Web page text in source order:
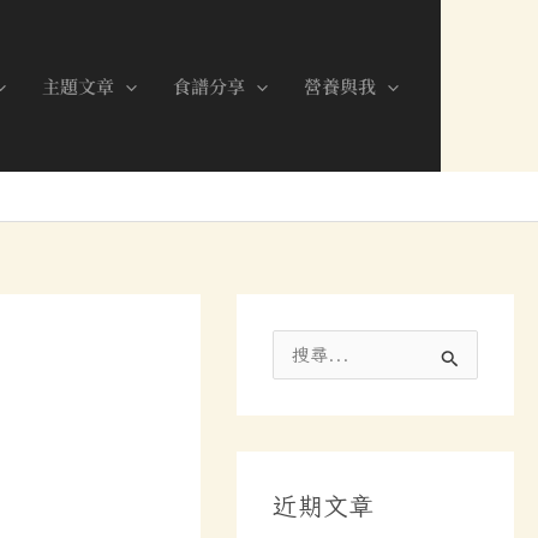
主題文章 食譜分享 營養與我
字
近期文章